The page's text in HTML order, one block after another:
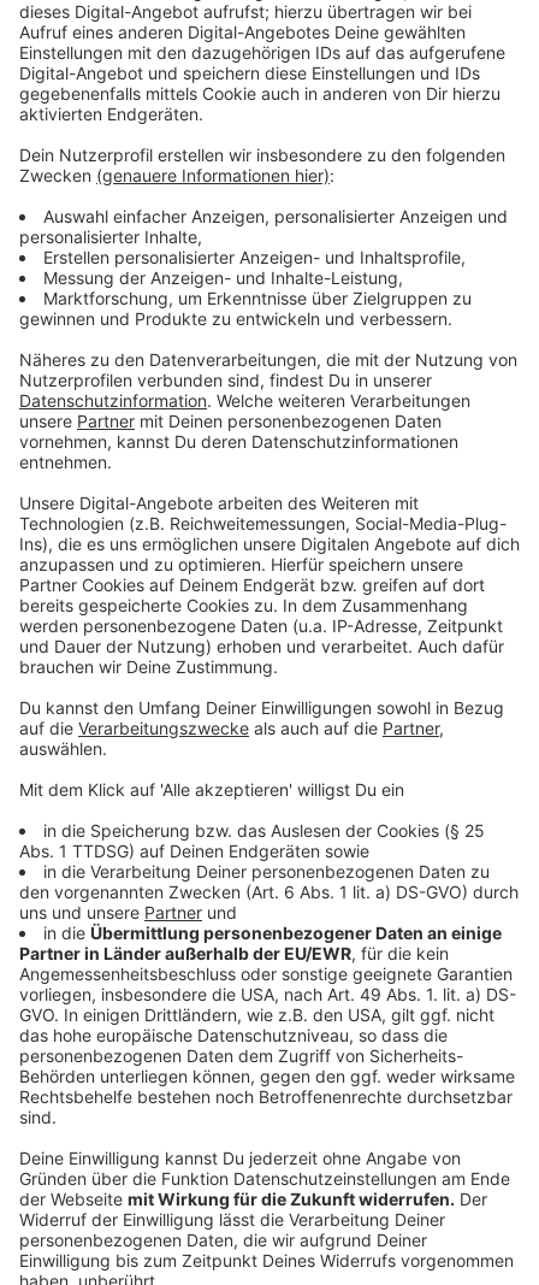
Polizeibeamte arbeiten Hand in Hand mit
Lehrkräften, um Jugendliche für einen
respektvollen Umgang miteinander zu
sensibilisieren. Rollenspiele und praxisnahe
Übungen sollen Konflikte gewaltfrei lösen helfen.
Polizeipräsenz auf Schulhöfen: Beamte stehen
auf Wunsch der Schulen für Gespräche bereit. Ziel
ist nicht Kontrolle, sondern Dialog und
Vertrauensaufbau. Schülerinnen und Schüler
sollen in der Pause Fragen stellen und Ängste
äußern können.
Anzeige
Pilotphase in zehn Städten und Kreisen
Anzeige
Die Maßnahmen werden zunächst an 20 Schulen in
zehn Städten und Kreisen erprobt: Bielefeld, Bochum,
Düsseldorf, Duisburg, Köln, Mönchengladbach, Olpe,
Rhein-Erft-Kreis, Steinfurt und Unna. Ziel ist es,
Erfahrungen zu sammeln und herauszufinden, welche
Ansätze besonders wirksam sind. Nach Abschluss der
Pilotphase wird entschieden, ob das Programm
landesweit umgesetzt wird.
Prävention, Sicherheit und langfristige Ziele
Anzeige
Die FDP-Landtagsfraktion NRW sieht das Pilotprojekt
aber kritisch. Franziska Müller-Rech, stellvertretende
Vorsitzende und schulpolitische Sprecherin der FDP,
sagt: "Wir begrüßen, dass die Landesregierung endlich
Gewalt an Schulen tun muss. Aber dieses Projekt ist
viel zu klein - 20 Schulen reichen nicht aus. Die
Landesregierung hangelt sich von Pilotprojekt zu
Pilotprojekt, anstatt flächendeckend zu handeln."